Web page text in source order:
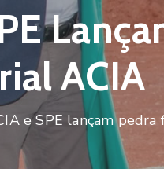
ACIA
e SPE lançam